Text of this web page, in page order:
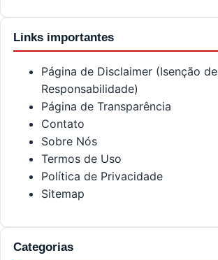
Links importantes
Página de Disclaimer (Isenção de
Responsabilidade)
Página de Transparência
Contato
Sobre Nós
Termos de Uso
Política de Privacidade
Sitemap
Categorias